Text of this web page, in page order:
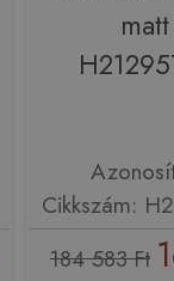
Cikkszám:
184 583 Ft